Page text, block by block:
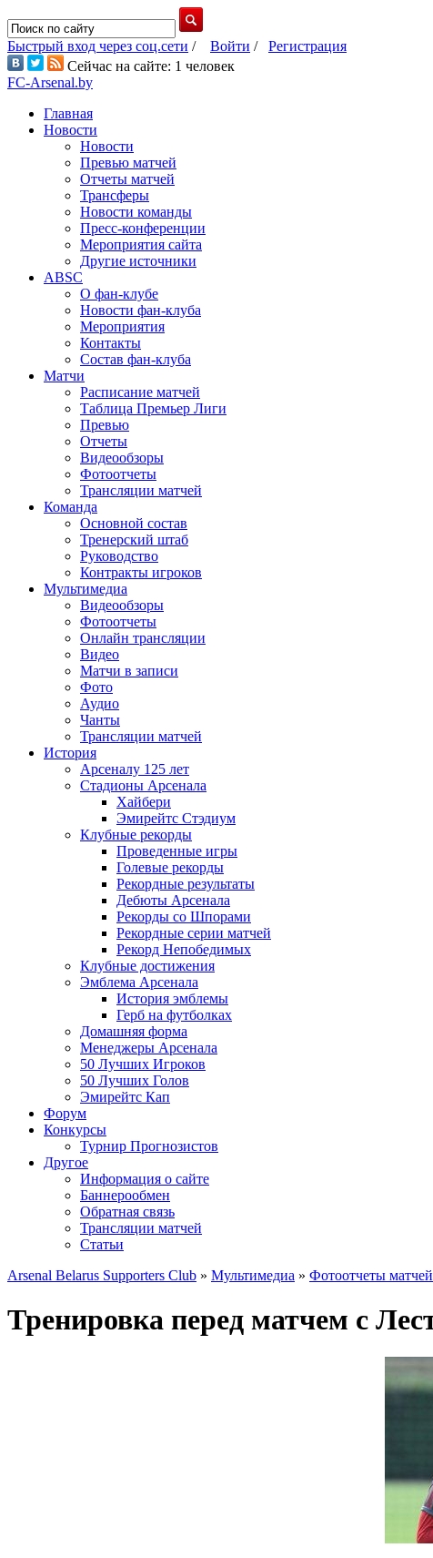
Быстрый вход через соц.сети / Войти / Регистрация
Сейчас на сайте: 1 человек
FC-Arsenal.by
Главная
Новости
Новости
Превью матчей
Отчеты матчей
Трансферы
Новости команды
Пресс-конференции
Мероприятия сайта
Другие источники
ABSC
О фан-клубе
Новости фан-клуба
Мероприятия
Контакты
Состав фан-клуба
Матчи
Расписание матчей
Таблица Премьер Лиги
Превью
Отчеты
Видеообзоры
Фотоотчеты
Трансляции матчей
Команда
Основной состав
Тренерский штаб
Руководство
Контракты игроков
Мультимедиа
Видеообзоры
Фотоотчеты
Онлайн трансляции
Видео
Матчи в записи
Фото
Аудио
Чанты
Трансляции матчей
История
Арсеналу 125 лет
Стадионы Арсенала
Хайбери
Эмирейтс Стэдиум
Клубные рекорды
Проведенные игры
Голевые рекорды
Рекордные результаты
Дебюты Арсенала
Рекорды со Шпорами
Рекордные серии матчей
Рекорд Непобедимых
Клубные достижения
Эмблема Арсенала
История эмблемы
Герб на футболках
Домашняя форма
Менеджеры Арсенала
50 Лучших Игроков
50 Лучших Голов
Эмирейтс Кап
Форум
Конкурсы
Турнир Прогнозистов
Другое
Информация о сайте
Баннерообмен
Обратная связь
Трансляции матчей
Статьи
Arsenal Belarus Supporters Club » Мультимедиа » Фотоотчеты
Тренировка перед матчем с